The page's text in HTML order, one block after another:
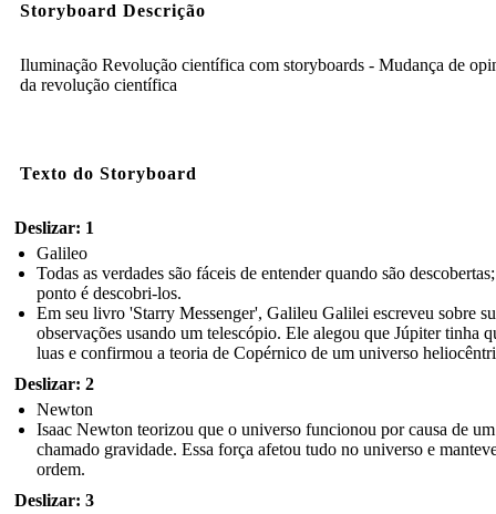
Storyboard Descrição
Iluminação Revolução científica com storyboards - Mudança de
da revolução científica
Texto do Storyboard
Deslizar: 1
Galileo
Todas as verdades são fáceis de entender quando são
ponto é descobri-los.
Em seu livro 'Starry Messenger', Galileu Galilei escreveu sobre
observações usando um telescópio. Ele alegou que Júpiter tinha
luas e confirmou a teoria de Copérnico de um universo
Deslizar: 2
Newton
Isaac Newton teorizou que o universo funcionou por causa de
chamado gravidade. Essa força afetou tudo no universo e
ordem.
Deslizar: 3